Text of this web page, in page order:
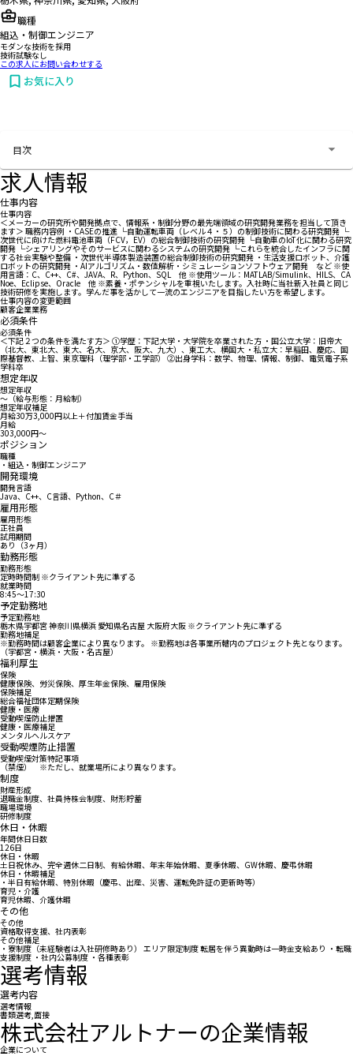
職種
組込・制御エンジニア
モダンな技術を採用
技術試験なし
この求人にお問い合わせする
お気に入り
目次
求人情報
仕事内容
仕事内容
＜メーカーの研究所や開発拠点で、情報系・制御分野の最先端領域の研究開発業務を担当して頂き
ます＞ 職務内容例 ・CASEの推進 └自動運転車両（レベル４・５）の制御技術に関わる研究開発 └
次世代に向けた燃料電池車両（FCV，EV）の総合制御技術の研究開発 └自動車のIoT化に関わる研究
開発 └シェアリングやそのサービスに関わるシステムの研究開発 └これらを統合したインフラに関
する社会実験や整備 ・次世代半導体製造装置の総合制御技術の研究開発 ・生活支援ロボット、介護
ロボットの研究開発 ・AIアルゴリズム・数値解析・シミュレーションソフトウェア開発 など ※使
用言語：C、C++、C#、JAVA、R、Python、SQL 他 ※使用ツール：MATLAB/Simulink、HILS、CA
Noe、Eclipse、Oracle 他 ※素養・ポテンシャルを重視いたします。入社時に当社新入社員と同じ
技術研修を実施します。学んだ事を活かして一流のエンジニアを目指したい方を希望します。
仕事内容の変更範囲
顧客企業業務
必須条件
必須条件
＜下記２つの条件を満たす方＞ ①学歴：下記大学・大学院を卒業された方 ・国公立大学：旧帝大
（北大、東北大、東大、名大、京大、阪大、九大）、東工大、横国大 ・私立大：早稲田、慶応、国
際基督教、上智、東京理科（理学部・工学部） ②出身学科：数学、物理、情報、制御、電気電子系
学科卒
想定年収
想定年収
〜（給与形態：月給制）
想定年収補足
月給30万3,000円以上＋付加賃金手当
月給
303,000円〜
ポジション
職種
・組込・制御エンジニア
開発環境
開発言語
Java、C++、C言語、Python、C＃
雇用形態
雇用形態
正社員
試用期間
あり（3ヶ月）
勤務形態
勤務形態
定時時間制 ※クライアント先に準ずる
就業時間
8:45〜17:30
予定勤務地
予定勤務地
栃木県宇都宮 神奈川県横浜 愛知県名古屋 大阪府大阪 ※クライアント先に準ずる
勤務地補足
※勤務時間は顧客企業により異なります。 ※勤務地は各事業所轄内のプロジェクト先となります。
（宇都宮・横浜・大阪・名古屋）
福利厚生
保険
健康保険、労災保険、厚生年金保険、雇用保険
保険補足
総合福祉団体定期保険
健康・医療
受動喫煙防止措置
健康・医療補足
メンタルヘルスケア
受動喫煙防止措置
受動喫煙対策特記事項
（禁煙） ※ただし、就業場所により異なります。
制度
財産形成
退職金制度、社員持株会制度、財形貯蓄
職場環境
研修制度
休日・休暇
年間休日日数
126日
休日・休暇
土日祝休み、完全週休二日制、有給休暇、年末年始休暇、夏季休暇、GW休暇、慶弔休暇
休日・休暇補足
・半日有給休暇、特別休暇（慶弔、出産、災害、運転免許証の更新時等）
育児・介護
育児休暇、介護休暇
その他
その他
資格取得支援、社内表彰
その他補足
・寮制度（未経験者は入社研修時あり） エリア限定制度 転居を伴う異動時は一時金支給あり ・転職
支援制度 ・社内公募制度 ・各種表彰
選考情報
選考内容
選考情報
書類選考,面接
株式会社アルトナーの企業情報
企業について